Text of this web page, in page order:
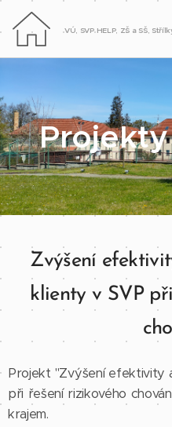
VÚ, SVP HELP, ZŠ a SŠ,
Zvýšení
klienty v SVP
Projekt "Zvýšení efektivity
při řešení rizikového
krajem.